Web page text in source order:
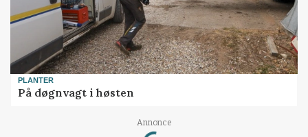
PLANTER
På døgnvagt i høsten
Annonce